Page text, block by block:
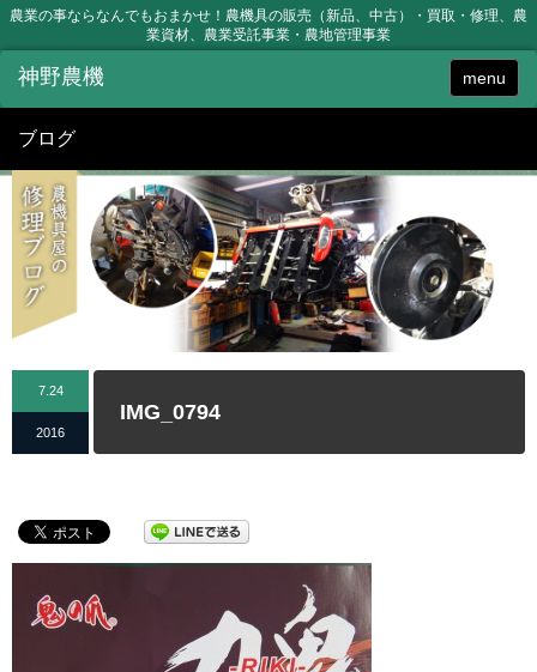
農業の事ならなんでもおまかせ！農機具の販売（新品、中古）・買取・修理、農
業資材、農業受託事業・農地管理事業
menu
ブログ
7.24
2016
IMG_0794